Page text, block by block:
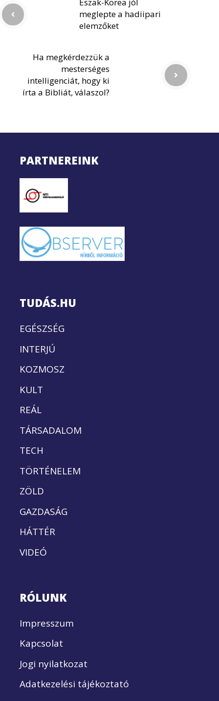
Észak-Korea jól
meglepte a hadiipari
elemzőket
Ha megkérdezzük a
mesterséges
intelligenciát, hogy ki
írta a Bibliát, válaszol?
PARTNEREINK
TUDÁS.HU
EGÉSZSÉG
INTERJÚ
KOZMOSZ
KULT
REÁL
TÁRSADALOM
TECH
TÖRTÉNELEM
ZÖLD
GAZDASÁG
HÁTTÉR
VIDEÓ
RÓLUNK
Impresszum
Kapcsolat
Jogi nyilatkozat
Adatkezelési tájékoztató